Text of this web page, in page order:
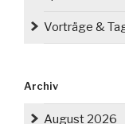
Vorträge &
Archiv
August 2026